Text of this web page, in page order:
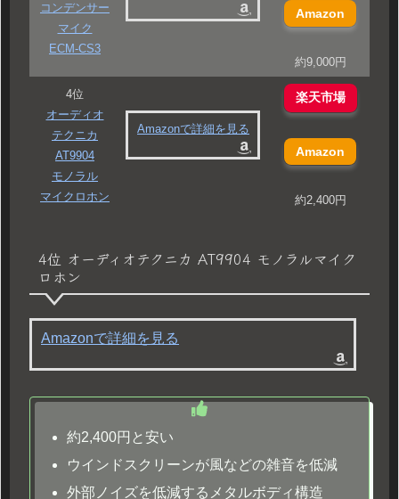
コンデンサー
マイク
ECM-CS3
Amazon
約9,000円
4位
オーディオ
テクニカ
AT9904
モノラル
マイクロホン
Amazonで詳細を見る
楽天市場
Amazon
約2,400円
4位 オーディオテクニカ AT9904 モノラルマイク
ロホン
Amazonで詳細を見る
約2,400円と安い
ウインドスクリーンが風などの雑音を低減
外部ノイズを低減するメタルボディ構造